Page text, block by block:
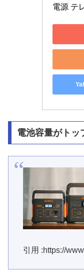
電源 テ
電池容量がトッ
引用 :https://